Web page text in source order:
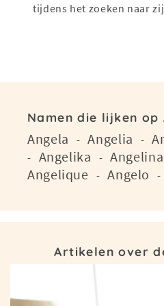
tijdens het zoeken naar
Namen die lijken op
Angela -Angelia -
- Angelika -Angelina
Angelique -Angelo -
Artikelen over